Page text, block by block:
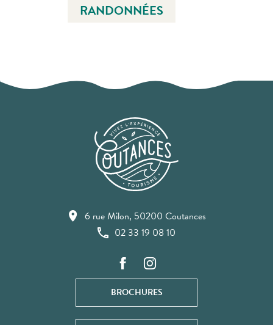
RANDONNÉES
6 rue Milon, 50200 Coutances
02 33 19 08 10
BROCHURES